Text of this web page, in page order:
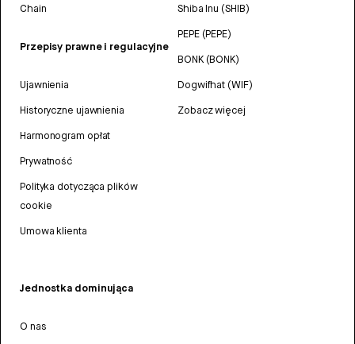
Chain
Przepisy prawne i regulacyjne
Ujawnienia
Historyczne ujawnienia
Harmonogram opłat
Prywatność
Polityka dotycząca plików
cookie
Umowa klienta
Shiba Inu (SHIB)
PEPE (PEPE)
BONK (BONK)
Dogwifhat (WIF)
Zobacz więcej
Jednostka dominująca
O nas